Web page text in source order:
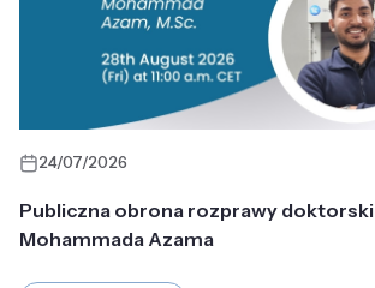
24/07/2026
Publiczna obrona rozprawy
Mohammada Azama